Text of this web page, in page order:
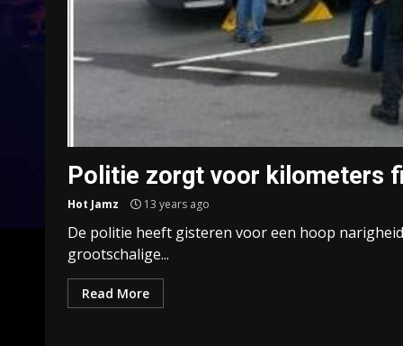
Politie zorgt voor kilometers
Hot Jamz 13 years ago
De politie heeft gisteren voor een hoop
grootschalige...
Read More